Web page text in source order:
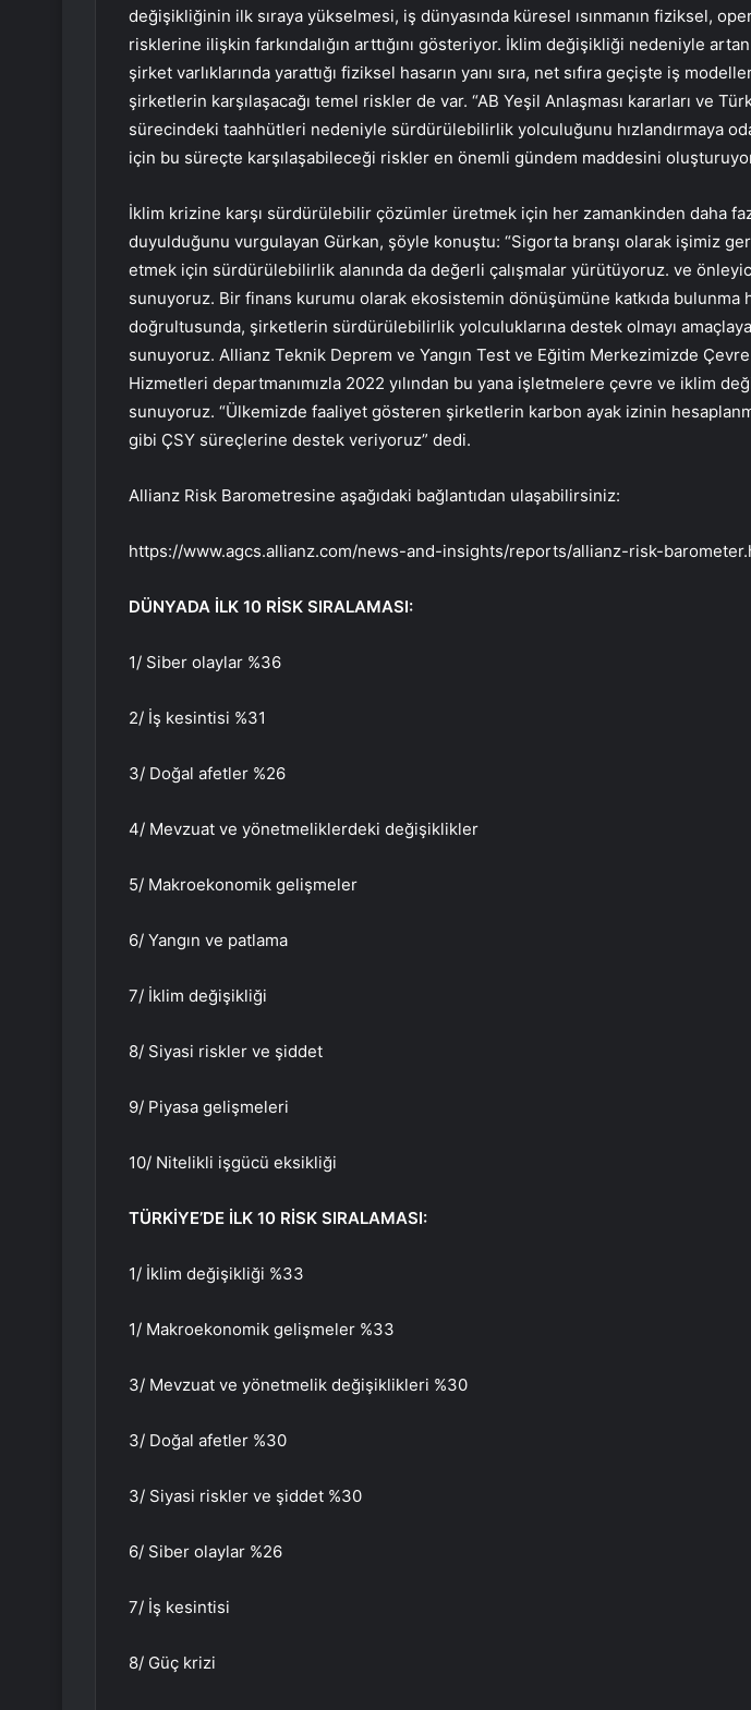
değişikliğinin ilk sıraya yükselmesi, iş dünyasında küresel ısınmanın fiziksel,
risklerine ilişkin farkındalığın arttığını gösteriyor. İklim değişikliği nedeniyle artan
şirket varlıklarında yarattığı fiziksel hasarın yanı sıra, net sıfıra geçişte iş
şirketlerin karşılaşacağı temel riskler de var. “AB Yeşil Anlaşması kararları ve
sürecindeki taahhütleri nedeniyle sürdürülebilirlik yolculuğunu hızlandırmaya
için bu süreçte karşılaşabileceği riskler en önemli gündem maddesini
İklim krizine karşı sürdürülebilir çözümler üretmek için her zamankinden daha
duyulduğunu vurgulayan Gürkan, şöyle konuştu: “Sigorta branşı olarak işimiz
etmek için sürdürülebilirlik alanında da değerli çalışmalar yürütüyoruz. ve
sunuyoruz. Bir finans kurumu olarak ekosistemin dönüşümüne katkıda bulunma
doğrultusunda, şirketlerin sürdürülebilirlik yolculuklarına destek olmayı
sunuyoruz. Allianz Teknik Deprem ve Yangın Test ve Eğitim Merkezimizde
Hizmetleri departmanımızla 2022 yılından bu yana işletmelere çevre ve iklim
sunuyoruz. “Ülkemizde faaliyet gösteren şirketlerin karbon ayak izinin
gibi ÇSY süreçlerine destek veriyoruz” dedi.
Allianz Risk Barometresine aşağıdaki bağlantıdan ulaşabilirsiniz:
https://www.agcs.allianz.com/news-and-insights/reports/allianz-risk-
DÜNYADA İLK 10 RİSK SIRALAMASI:
1/ Siber olaylar %36
2/ İş kesintisi %31
3/ Doğal afetler %26
4/ Mevzuat ve yönetmeliklerdeki değişiklikler
5/ Makroekonomik gelişmeler
6/ Yangın ve patlama
7/ İklim değişikliği
8/ Siyasi riskler ve şiddet
9/ Piyasa gelişmeleri
10/ Nitelikli işgücü eksikliği
TÜRKİYE’DE İLK 10 RİSK SIRALAMASI:
1/ İklim değişikliği %33
1/ Makroekonomik gelişmeler %33
3/ Mevzuat ve yönetmelik değişiklikleri %30
3/ Doğal afetler %30
3/ Siyasi riskler ve şiddet %30
6/ Siber olaylar %26
7/ İş kesintisi
8/ Güç krizi